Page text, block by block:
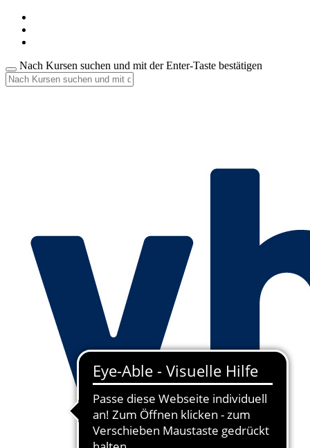
Nach Kursen suchen und mit der Enter-Taste bestätigen